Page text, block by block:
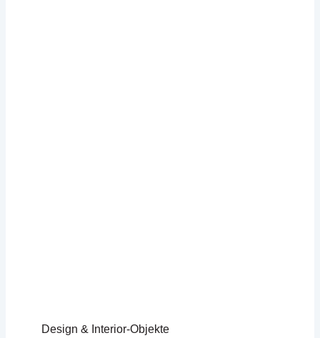
Design & Interior-Objekte